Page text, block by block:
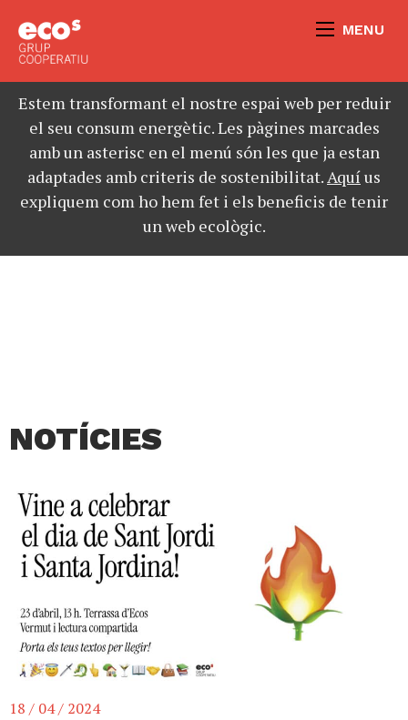
MENU
Estem transformant el nostre espai web per reduir
el seu consum energètic. Les pàgines marcades
amb un asterisc en el menú són les que ja estan
adaptades amb criteris de sostenibilitat.Aquíus
expliquem com ho hem fet i els beneficis de tenir
un web ecològic.
NOTÍCIES
18 / 04 / 2024